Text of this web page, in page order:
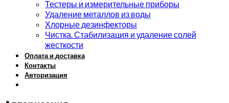
Тестеры и измерительные приборы
Удаление металлов из воды
Хлорные дезинфекторы
Чистка. Стабилизация и удаление солей
жесткости
Оплата и доставка
Контакты
Авторизация